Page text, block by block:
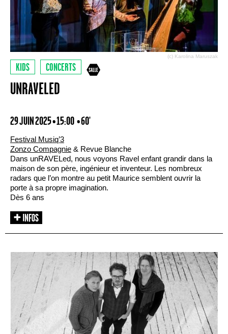
(c) Karolina Maruszak
KIDS CONCERTS
UNRAVELED
29 JUIN 2025 • 15:00 • 60'
Festival Musiq’3
Zonzo Compagnie & Revue Blanche
Dans unRAVELed, nous voyons Ravel enfant grandir dans la
maison de son père, ingénieur et inventeur. Les nombreux
radars que l’on montre au petit Maurice semblent ouvrir la
porte à sa propre imagination.
Dès 6 ans